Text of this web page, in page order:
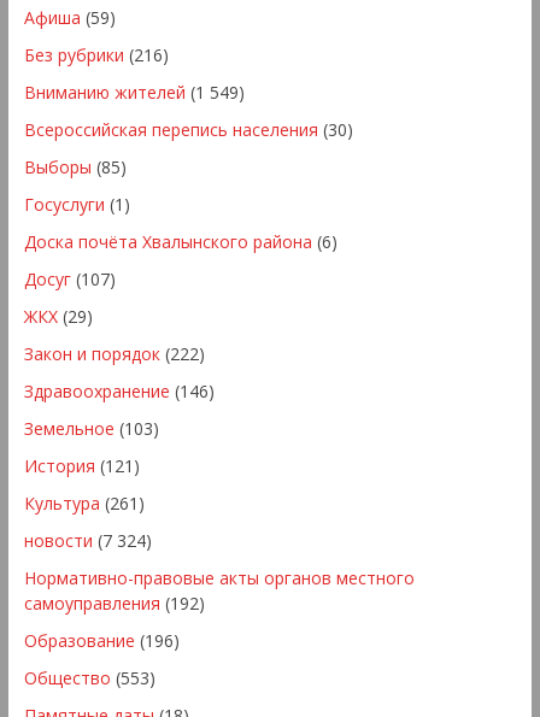
Афиша (59)
Без рубрики (216)
Вниманию жителей (1 549)
Всероссийская перепись населения (30)
Выборы (85)
Госуслуги (1)
Доска почёта Хвалынского района (6)
Досуг(107)
ЖКХ(29)
Закон и порядок(222)
Здравоохранение (146)
Земельное (103)
История (121)
Культура (261)
новости (7 324)
Нормативно-правовые акты органов местного
самоуправления (192)
Образование (196)
Общество (553)